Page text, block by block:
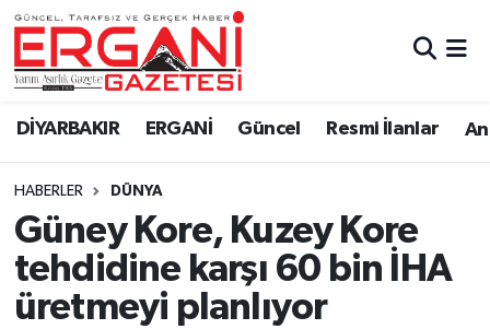
DİYARBAKIR ERGANİ Güncel Resmi İlanlar
HABERLER DÜNYA
Güney Kore, Kuzey Kore
tehdidine karşı 60 bin İHA
üretmeyi planlıyor
DİYARBAKIR
BİSMİL
BAĞLAR
ERGANİ
Güncel
Eği̇ti̇m
Resmi İlanlar
Ergani Nöbetçi Eczaneler
Ergani Hava Durumu
Ergani Trafik Yoğunluk Haritası
Süper Lig Puan Durumu ve Fikstür
Tüm Manşetler